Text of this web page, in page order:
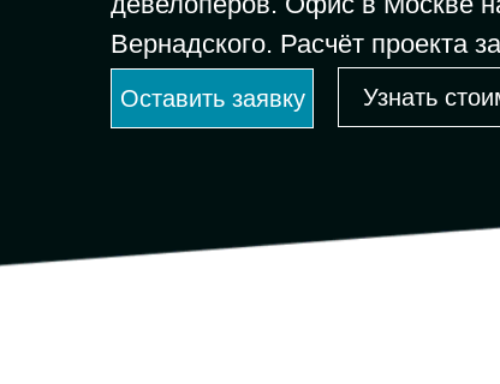
Оставить заявку Узнать
Вернадского. Расчёт проекта